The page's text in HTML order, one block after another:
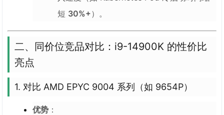
短 30%+）。
二、同价位竞品对比：i9-14900K 的性价比
亮点
1. 对比 AMD EPYC 9004 系列（如 9654P）
优势 ：